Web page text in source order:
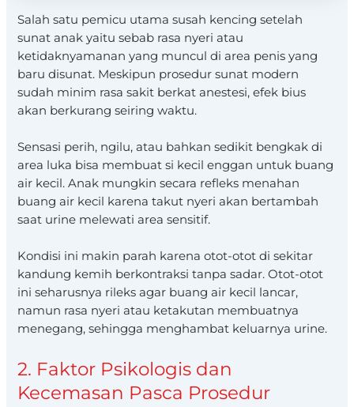
Salah satu pemicu utama susah kencing setelah
sunat anak yaitu sebab rasa nyeri atau
ketidaknyamanan yang muncul di area penis yang
baru disunat. Meskipun prosedur sunat modern
sudah minim rasa sakit berkat anestesi, efek bius
akan berkurang seiring waktu.
Sensasi perih, ngilu, atau bahkan sedikit bengkak di
area luka bisa membuat si kecil enggan untuk buang
air kecil. Anak mungkin secara refleks menahan
buang air kecil karena takut nyeri akan bertambah
saat urine melewati area sensitif.
Kondisi ini makin parah karena otot-otot di sekitar
kandung kemih berkontraksi tanpa sadar. Otot-otot
ini seharusnya rileks agar buang air kecil lancar,
namun rasa nyeri atau ketakutan membuatnya
menegang, sehingga menghambat keluarnya urine.
2. Faktor Psikologis dan
Kecemasan Pasca Prosedur